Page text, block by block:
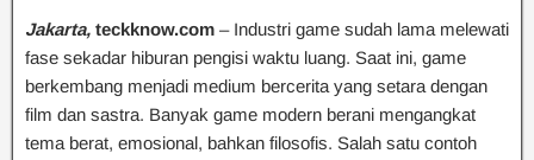
Jakarta, teckknow.com – Industri game sudah lama melewati
fase sekadar hiburan pengisi waktu luang. Saat ini, game
berkembang menjadi medium bercerita yang setara dengan
film dan sastra. Banyak game modern berani mengangkat
tema berat, emosional, bahkan filosofis. Salah satu contoh